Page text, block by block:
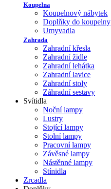
Koupelna
Koupelnový nábytek
Doplňky do koupelny
Umyvadla
Zahrada
Zahradní křesla
Zahradní židle
Zahradní lehátka
Zahradní lavice
Zahradní stoly
Záhradní sestavy
Svítidla
Noční lampy
Lustry
Stojící lampy
Stolní lampy
Pracovní lampy
Závěsné lampy
Nástěnné lampy
Stínidla
Zrcadla